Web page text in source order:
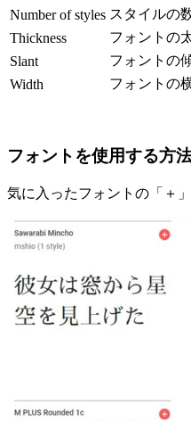
Number of styles スタイルの
Thickness
フォントの
Slant
フォントの
Width
フォントの
フォントを使用する方
気に入ったフォントの「＋